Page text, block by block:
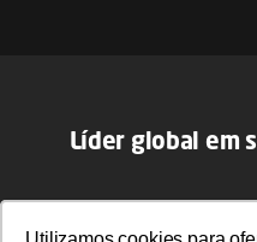
Líder global em